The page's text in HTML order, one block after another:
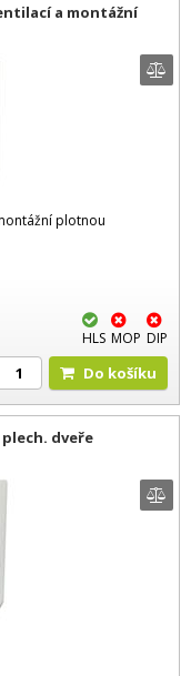
a montážní
plotnou
HLS MOP DIP
Do košíku
plech. dveře